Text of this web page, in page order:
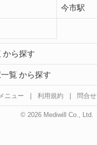
今市駅
から探す
覧 から探す
メニュー | 利用規約 | 問合せ
© 2026 Mediwill Co., Ltd.